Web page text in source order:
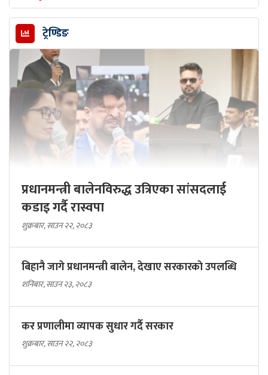
ट्रेण्डिङ
प्रधानमन्त्री बालेनविरुद्ध उत्रिएका सांसदलाई
कडाइ गर्दै रास्वपा
शुक्रबार, साउन २२, २०८३
बिहानै जागे प्रधानमन्त्री बालेन, देखाए सरकारकाे उपलब्धि
शनिबार, साउन २३, २०८३
कर प्रणालीमा व्यापक सुधार गर्दै सरकार
शुक्रबार, साउन २२, २०८३